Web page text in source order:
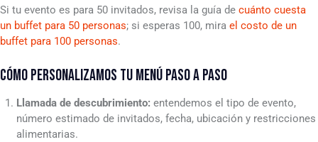
Si tu evento es para 50 invitados, revisa la guía de cuánto cuesta
un buffet para 50 personas; si esperas 100, mira el costo de un
buffet para 100 personas.
CÓMO PERSONALIZAMOS TU MENÚ PASO A PASO
Llamada de descubrimiento: entendemos el tipo de evento,
número estimado de invitados, fecha, ubicación y restricciones
alimentarias.